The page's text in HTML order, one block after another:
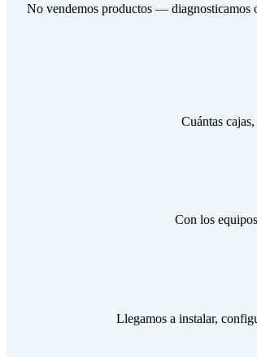
No vendemos productos — diagnosticamos
Cuántas
Con los
Llegamos a instalar,